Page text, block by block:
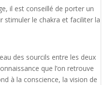
il est conseillé de porter un
stimuler le chakra et faciliter la
des sourcils entre les deux
que l’on retrouve
à la conscience, la vision de